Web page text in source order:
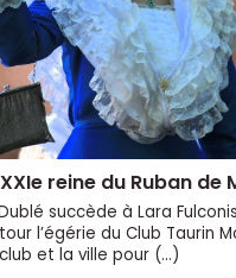
reine du Ruban de
succède à Lara
l’égérie du Club Taurin
et la ville pour (…)